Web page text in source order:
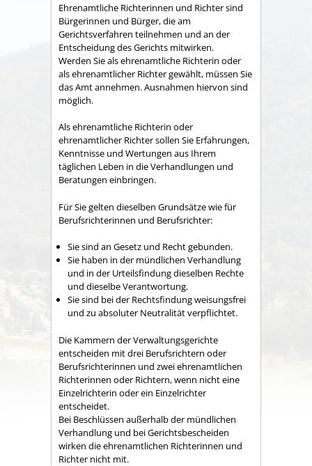
Ehrenamtliche Richterinnen und Richter sind
Bürgerinnen und Bürger, die am
Gerichtsverfahren teilnehmen und an der
Entscheidung des Gerichts mitwirken.
Werden Sie als ehrenamtliche Richterin oder
als ehrenamtlicher Richter gewählt, müssen Sie
das Amt annehmen. Ausnahmen hiervon sind
möglich.
Als ehrenamtliche Richterin oder
ehrenamtlicher Richter sollen Sie Erfahrungen,
Kenntnisse und Wertungen aus Ihrem
täglichen Leben in die Verhandlungen und
Beratungen einbringen.
Für Sie gelten dieselben Grundsätze wie für
Berufsrichterinnen und Berufsrichter:
Sie sind an Gesetz und Recht gebunden.
Sie haben in der mündlichen Verhandlung
und in der Urteilsfindung dieselben Rechte
und dieselbe Verantwortung.
Sie sind bei der Rechtsfindung weisungsfrei
und zu absoluter Neutralität verpflichtet.
Die Kammern der Verwaltungsgerichte
entscheiden mit drei Berufsrichtern oder
Berufsrichterinnen und zwei ehrenamtlichen
Richterinnen oder Richtern, wenn nicht eine
Einzelrichterin oder ein Einzelrichter
entscheidet.
Bei Beschlüssen außerhalb der mündlichen
Verhandlung und bei Gerichtsbescheiden
wirken die ehrenamtlichen Richterinnen und
Richter nicht mit.